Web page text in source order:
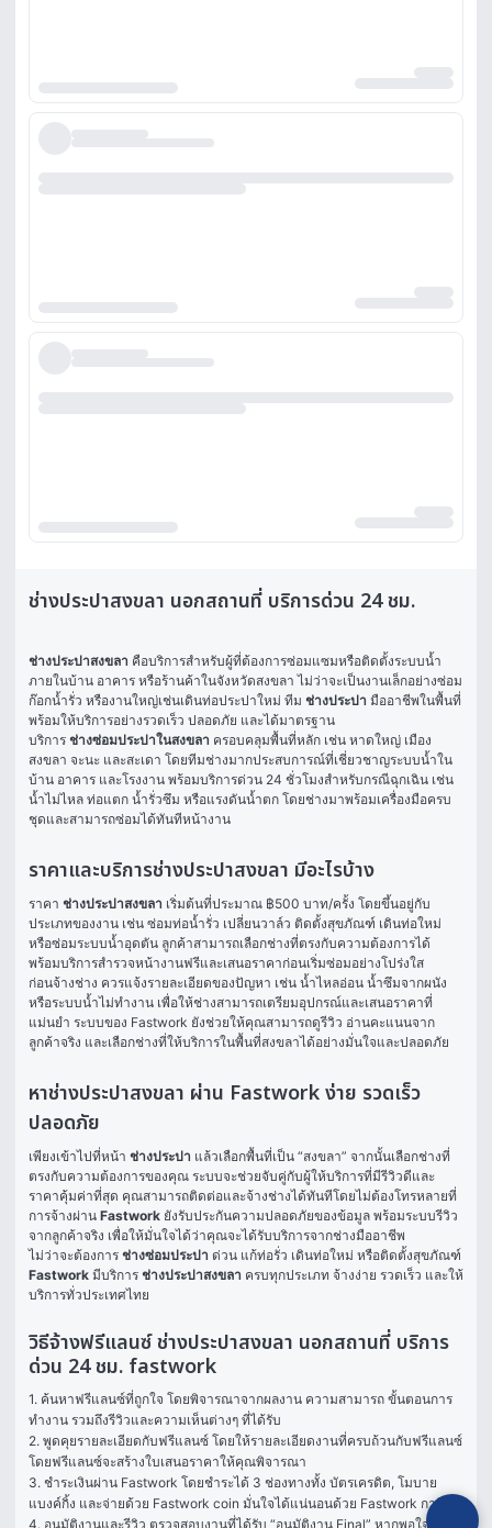
ช่างประปาสงขลา นอกสถานที่ บริการด่วน 24 ชม.
ช่างประปาสงขลา คือบริการสำหรับผู้ที่ต้องการซ่อมแซมหรือติดตั้งระบบน้ำ
ภายในบ้าน อาคาร หรือร้านค้าในจังหวัดสงขลา ไม่ว่าจะเป็นงานเล็กอย่างซ่อม
ก๊อกน้ำรั่ว หรืองานใหญ่เช่นเดินท่อประปาใหม่ ทีม ช่างประปา มืออาชีพในพื้นที่
พร้อมให้บริการอย่างรวดเร็ว ปลอดภัย และได้มาตรฐาน
บริการ ช่างซ่อมประปาในสงขลา ครอบคลุมพื้นที่หลัก เช่น หาดใหญ่ เมือง
สงขลา จะนะ และสะเดา โดยทีมช่างมากประสบการณ์ที่เชี่ยวชาญระบบน้ำใน
บ้าน อาคาร และโรงงาน พร้อมบริการด่วน 24 ชั่วโมงสำหรับกรณีฉุกเฉิน เช่น
น้ำไม่ไหล ท่อแตก น้ำรั่วซึม หรือแรงดันน้ำตก โดยช่างมาพร้อมเครื่องมือครบ
ชุดและสามารถซ่อมได้ทันทีหน้างาน
ราคาและบริการช่างประปาสงขลา มีอะไรบ้าง
ราคา ช่างประปาสงขลา เริ่มต้นที่ประมาณ ฿500 บาท/ครั้ง โดยขึ้นอยู่กับ
ประเภทของงาน เช่น ซ่อมท่อน้ำรั่ว เปลี่ยนวาล์ว ติดตั้งสุขภัณฑ์ เดินท่อใหม่
หรือซ่อมระบบน้ำอุดตัน ลูกค้าสามารถเลือกช่างที่ตรงกับความต้องการได้
พร้อมบริการสำรวจหน้างานฟรีและเสนอราคาก่อนเริ่มซ่อมอย่างโปร่งใส
ก่อนจ้างช่าง ควรแจ้งรายละเอียดของปัญหา เช่น น้ำไหลอ่อน น้ำซึมจากผนัง
หรือระบบน้ำไม่ทำงาน เพื่อให้ช่างสามารถเตรียมอุปกรณ์และเสนอราคาที่
แม่นยำ ระบบของ Fastwork ยังช่วยให้คุณสามารถดูรีวิว อ่านคะแนนจาก
ลูกค้าจริง และเลือกช่างที่ให้บริการในพื้นที่สงขลาได้อย่างมั่นใจและปลอดภัย
หาช่างประปาสงขลา ผ่าน Fastwork ง่าย รวดเร็ว
ปลอดภัย
เพียงเข้าไปที่หน้า ช่างประปา แล้วเลือกพื้นที่เป็น “สงขลา” จากนั้นเลือกช่างที่
ตรงกับความต้องการของคุณ ระบบจะช่วยจับคู่กับผู้ให้บริการที่มีรีวิวดีและ
ราคาคุ้มค่าที่สุด คุณสามารถติดต่อและจ้างช่างได้ทันทีโดยไม่ต้องโทรหลายที่
การจ้างผ่าน Fastwork ยังรับประกันความปลอดภัยของข้อมูล พร้อมระบบรีวิว
จากลูกค้าจริง เพื่อให้มั่นใจได้ว่าคุณจะได้รับบริการจากช่างมืออาชีพ
ไม่ว่าจะต้องการ ช่างซ่อมประปา
Fastwork มีบริการ ช่างประปาสงขลา ครบทุกประเภท จ้างง่าย รวดเร็ว และให้
บริการทั่วประเทศไทย
วิธีจ้างฟรีแลนซ์ ช่างประปาสงขลา นอกสถานที่ บริการ
ด่วน 24 ชม. fastwork
1. ค้นหาฟรีแลนซ์ที่ถูกใจ โดยพิจารณาจากผลงาน ความสามารถ ขั้นตอนการ
ทำงาน รวมถึงรีวิวและความเห็นต่างๆ ที่ได้รับ
2. พูดคุยรายละเอียดกับฟรีแลนซ์ โดยให้รายละเอียดงานที่ครบถ้วนกับฟรีแลนซ์
โดยฟรีแลนซ์จะสร้างใบเสนอราคาให้คุณพิจารณา
3. ชำระเงินผ่าน Fastwork โดยชำระได้ 3 ช่องทางทั้ง บัตรเครดิต, โมบาย
แบงค์กิ้ง และจ่ายด้วย Fastwork coin มั่นใจได้แน่นอนด้วย Fastwork การันตี
4. อนุมัติงานและรีวิว ตรวจสอบงานที่ได้รับ “อนุมัติงาน Final” หากพอใจในผล